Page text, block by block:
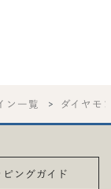
ン一覧 ダイヤモ
ピングガイド